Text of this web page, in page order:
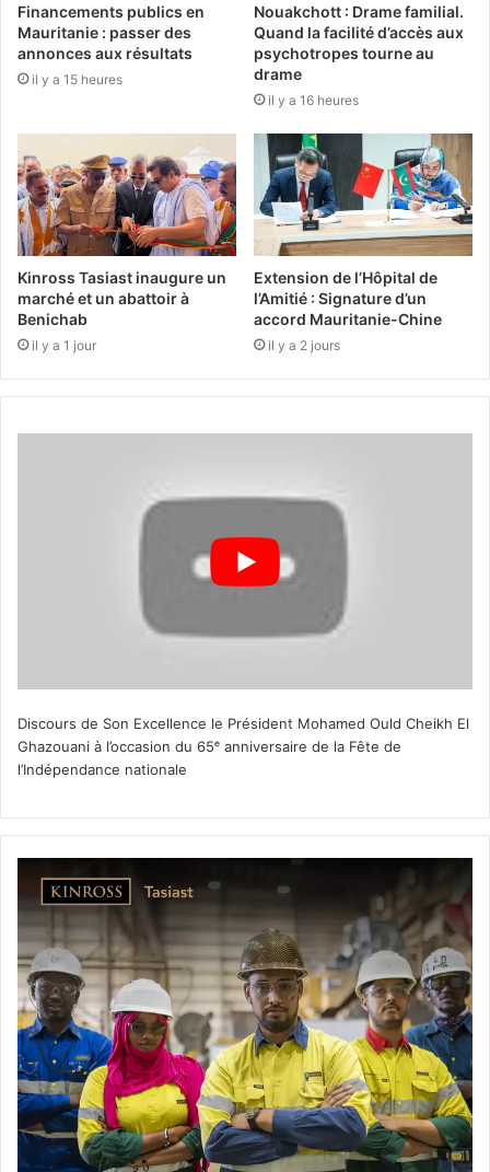
Financements publics en
Mauritanie : passer des
annonces aux résultats
il y a 15 heures
Nouakchott : Drame familial.
Quand la facilité d’accès aux
psychotropes tourne au
drame
il y a 16 heures
Kinross Tasiast inaugure un
marché et un abattoir à
Benichab
il y a 1 jour
Extension de l’Hôpital de
l’Amitié : Signature d’un
accord Mauritanie-Chine
il y a 2 jours
Discours de Son Excellence le Président Mohamed Ould Cheikh El
Ghazouani à l’occasion du 65ᵉ anniversaire de la Fête de
l’Indépendance nationale